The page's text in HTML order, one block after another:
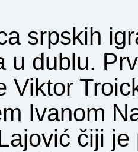
srpskih
u dublu.
Viktor
Ivanom
čiji